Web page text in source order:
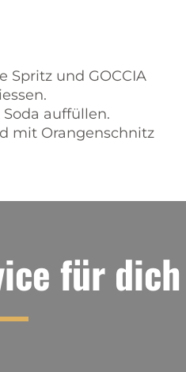
Spritz und GOCCIA
auffüllen.
mit Orangenschnitz
für dich